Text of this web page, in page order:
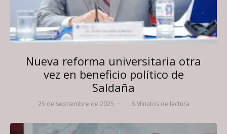
Nueva reforma universitaria otra
vez en beneficio político de
Saldaña
25 de septiembre de 2025 · · 6 Minutos de lectura